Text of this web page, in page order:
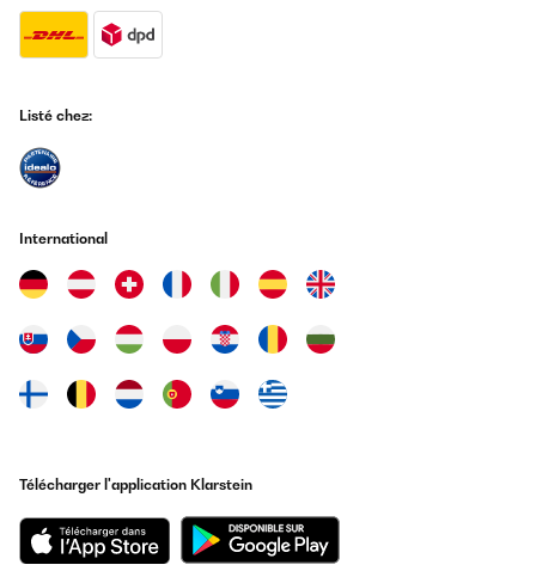
Listé chez:
International
Télécharger l'application Klarstein